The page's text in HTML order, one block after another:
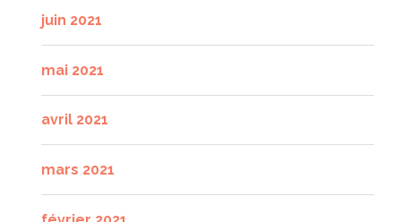
juin 2021
mai 2021
avril 2021
mars 2021